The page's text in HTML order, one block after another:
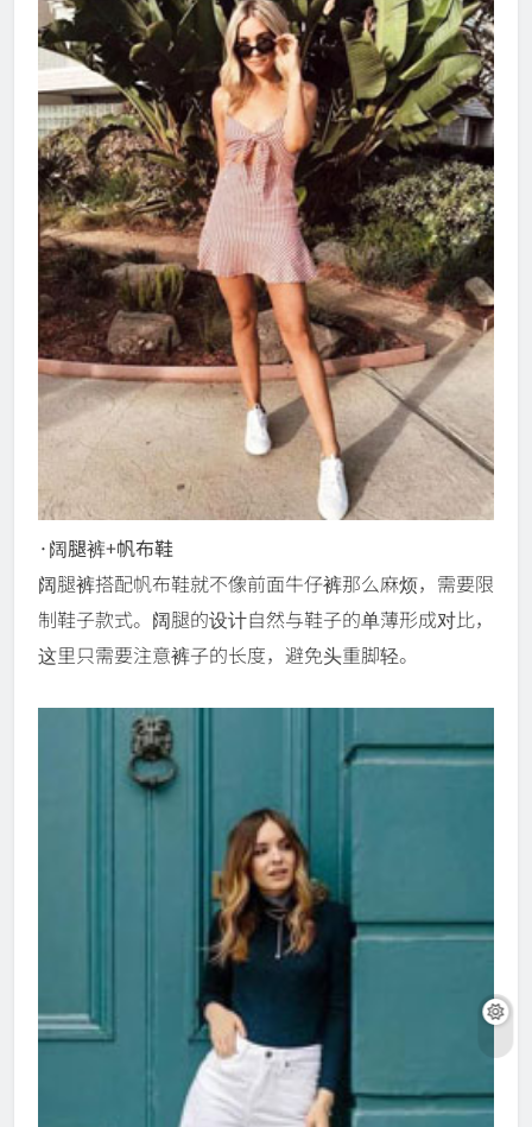
·阔腿裤+帆布鞋
阔腿裤搭配帆布鞋就不像前面牛仔裤那么麻烦，需要限
制鞋子款式。阔腿的设计自然与鞋子的单薄形成对比，
这里只需要注意裤子的长度，避免头重脚轻。